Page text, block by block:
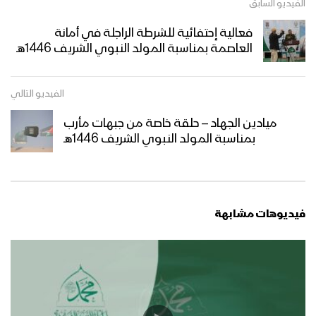
مشاهد جوية من الحشود المليونية في
ميدان السبعين بالعاصمة صنعاء احتفاءً
ميادين الجهاد – حلقة بمناسبة المولد
النبوي الشريف من جبهة المزرق حجة –
1447هـ
أوبريت (فجر الرسالة) 1447هـ
المركزي احتفاءا بذكرى المولد النبوي
الفيديو السابق
فعالية إحتفائية للشرطة الراجلة في أمانة
العاصمة بمناسبة المولد النبوي الشريف 1446هـ
الفيديو التالي
ميادين الجهاد – حلقة خاصة من جبهات مأرب
بمناسبة المولد النبوي الشريف 1446هـ
فيديوهات مشابهة